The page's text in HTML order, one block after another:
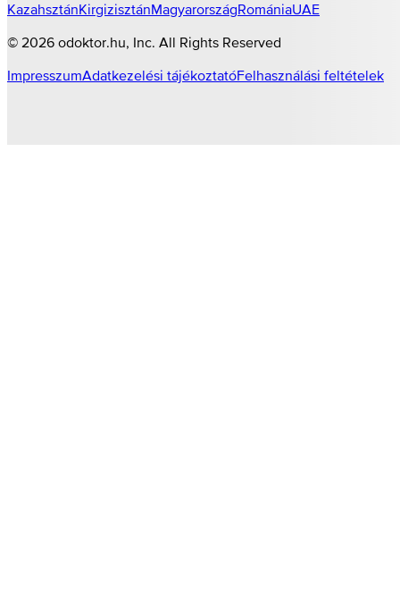
KazahsztánKirgizisztánMagyarországRomániaUAE
© 2026 odoktor.hu, Inc. All Rights Reserved
ImpresszumAdatkezelési tájékoztatóFelhasználási feltételek